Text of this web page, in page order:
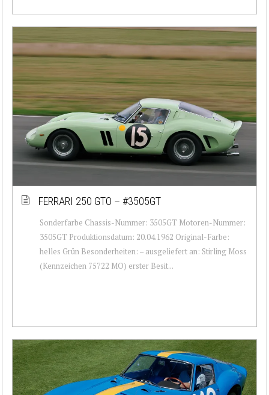
FERRARI 250 GTO – #3505GT
Sonderfarbe Chassis-Nummer: 3505GT Motoren-Nummer:
3505GT Produktionsdatum: 20.04.1962 Original-Farbe:
helles Grün Besonderheiten: – ausgeliefert an: Stirling Moss
(Kennzeichen 75722 MO) erster Besit...